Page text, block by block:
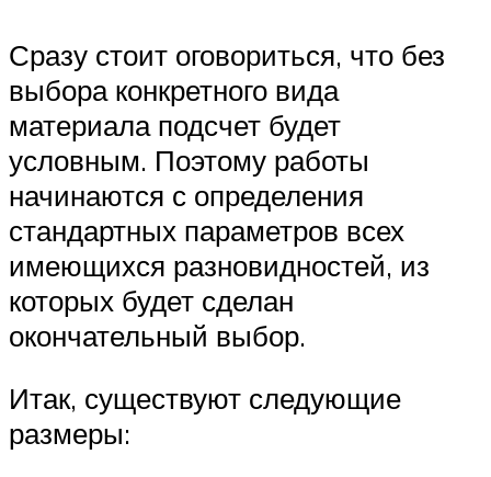
Сразу стоит оговориться, что без
выбора конкретного вида
материала подсчет будет
условным. Поэтому работы
начинаются с определения
стандартных параметров всех
имеющихся разновидностей, из
которых будет сделан
окончательный выбор.
Итак, существуют следующие
размеры: